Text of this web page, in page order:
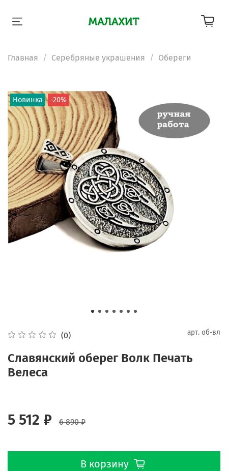
Главная Серебряные украшения Обереги
Новинка -20%
(0) арт. об-вл
Славянский оберег Волк Печать
Велеса
5 512 ₽ 6 890 ₽
В корзину